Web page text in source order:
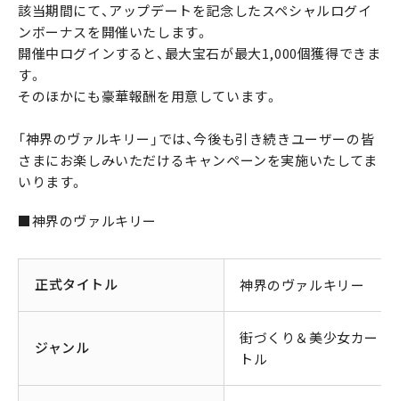
該当期間にて、アップデートを記念したスペシャルログイ
ンボーナスを開催いたします。
開催中ログインすると、最大宝石が最大1,000個獲得できま
す。
そのほかにも豪華報酬を用意しています。
「神界のヴァルキリー」では、今後も引き続きユーザーの皆
さまにお楽しみいただけるキャンペーンを実施いたしてま
いります。
■神界のヴァルキリー
正式タイトル 神界のヴァルキリー
ジャンル
街づくり＆美少女カード
トル